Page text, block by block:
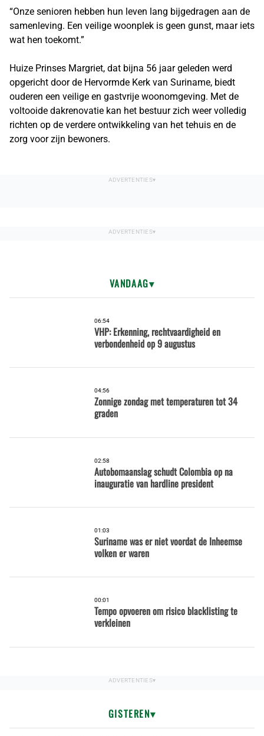
“Onze senioren hebben hun leven lang bijgedragen aan de
samenleving. Een veilige woonplek is geen gunst, maar iets
wat hen toekomt.”
Huize Prinses Margriet, dat bijna 56 jaar geleden werd
opgericht door de Hervormde Kerk van Suriname, biedt
ouderen een veilige en gastvrije woonomgeving. Met de
voltooide dakrenovatie kan het bestuur zich weer volledig
richten op de verdere ontwikkeling van het tehuis en de
zorg voor zijn bewoners.
VANDAAG
06:54
VHP: Erkenning, rechtvaardigheid en
verbondenheid op 9 augustus
04:56
Zonnige zondag met temperaturen tot 34
graden
02:58
Autobomaanslag schudt Colombia op na
inauguratie van hardline president
01:03
Suriname was er niet voordat de Inheemse
volken er waren
00:01
Tempo opvoeren om risico blacklisting te
verkleinen
GISTEREN